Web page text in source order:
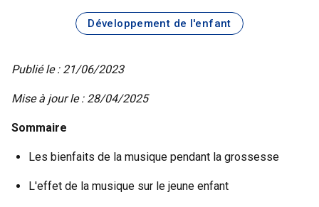
Développement de l'enfant
Publié le : 21/06/2023
Mise à jour le : 28/04/2025
Sommaire
Les bienfaits de la musique pendant la grossesse
L'effet de la musique sur le jeune enfant